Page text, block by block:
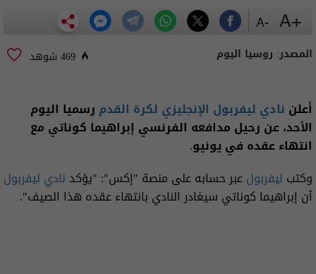
المصدر: روسيا اليوم 469 شوهد
أعلن نادي ليفربول الإنجليزي لكرة القدم رسميا اليوم
الأحد، عن رحيل مدافعه الفرنسي إبراهيما كوناتي مع
انتهاء عقده في يونيو.
وكتب ليفربولعبر حسابه على منصة "إكس": "يؤكدنادي ليفربول
أن إبراهيما كوناتي سيغادر النادي بانتهاء عقده هذا الصيف".
+A
-A